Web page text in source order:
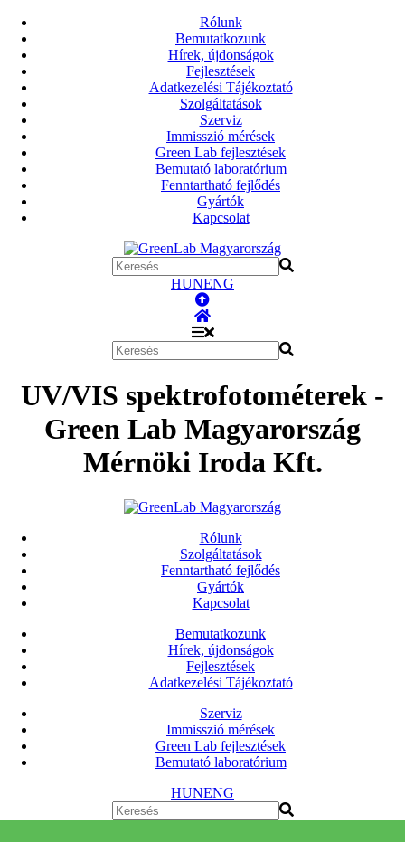
Rólunk
Bemutatkozunk
Hírek, újdonságok
Fejlesztések
Adatkezelési Tájékoztató
Szolgáltatások
Szerviz
Immisszió mérések
Green Lab fejlesztések
Bemutató laboratórium
Fenntartható fejlődés
Gyártók
Kapcsolat
HUNENG
UV/VIS spektrofotométerek -
Green Lab Magyarország
Mérnöki Iroda Kft.
Rólunk
Szolgáltatások
Fenntartható fejlődés
Gyártók
Kapcsolat
Bemutatkozunk
Hírek, újdonságok
Fejlesztések
Adatkezelési Tájékoztató
Szerviz
Immisszió mérések
Green Lab fejlesztések
Bemutató laboratórium
HUNENG